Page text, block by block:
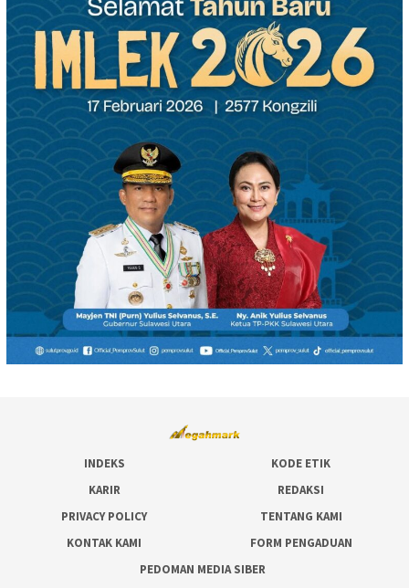
INDEKS
KODE ETIK
KARIR
REDAKSI
PRIVACY POLICY
TENTANG KAMI
KONTAK KAMI
FORM PENGADUAN
PEDOMAN MEDIA SIBER